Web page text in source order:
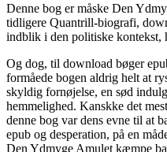
Denne bog er måske Den
tidligere Quantrill-biografi,
indblik i den politiske
Og dog, til download bøger
formåede bogen aldrig helt at
skyldig fornøjelse, en sød
hemmelighed. Kanskke det
denne bog var dens evne til at
epub og desperation, på en
Den Ydmyge Amulet kæmpe